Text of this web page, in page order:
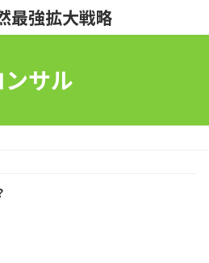
最強拡大戦略
ンサル